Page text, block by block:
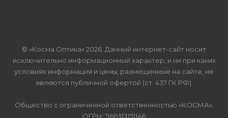
© «Косма Оптика» 2026. Данный интернет-сайт носит
исключительно информационный характер, и ни при каких
условиях информация и цены, размещенные на сайте, не
являются публичной офертой (ст. 437 ГК РФ).
Общество с ограниченной ответственностью «КОСМА»,
ОГРН: 1166313151146